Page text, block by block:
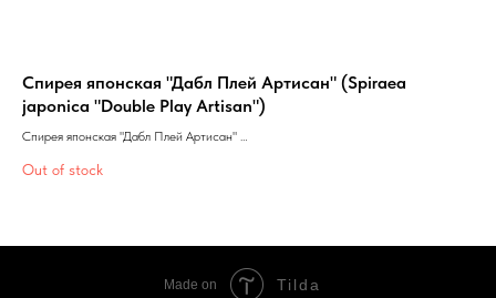
Спирея японская "Дабл Плей Артисан" (Spiraea
japonica "Double Play Artisan")
Спирея японская "Дабл Плей Артисан"
Out of stock
Made on Tilda